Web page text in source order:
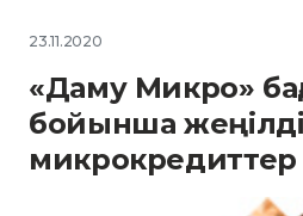
23.11.2020
«Даму Микро»
бойынша
микрокредиттер